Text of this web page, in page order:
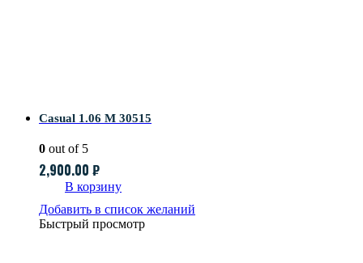
Casual 1.06 M 30515
0 out of 5
2,900.00 ₽
В корзину
Добавить в список желаний
Быстрый просмотр